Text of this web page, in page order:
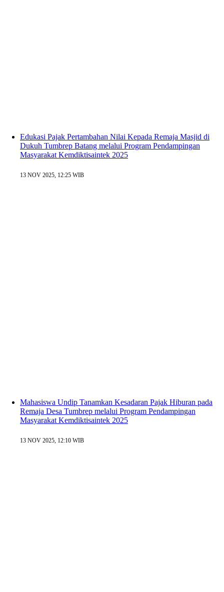
Edukasi Pajak Pertambahan Nilai Kepada Remaja Masjid di
Dukuh Tumbrep Batang melalui Program Pendampingan
Masyarakat Kemdiktisaintek 2025
13 NOV 2025, 12:25 WIB
Mahasiswa Undip Tanamkan Kesadaran Pajak Hiburan pada
Remaja Desa Tumbrep melalui Program Pendampingan
Masyarakat Kemdiktisaintek 2025
13 NOV 2025, 12:10 WIB